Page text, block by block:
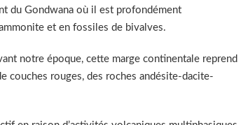
du Gondwana où il est profondément
et en fossiles de bivalves.
notre époque, cette marge continentale reprend
couches rouges, des roches andésite-dacite-